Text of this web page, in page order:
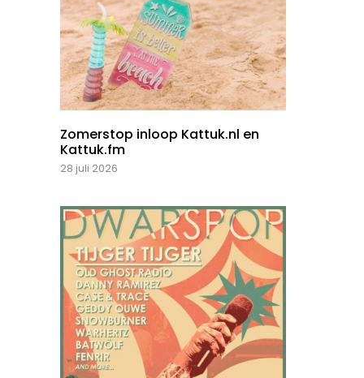
Zomerstop inloop Kattuk.nl en
Kattuk.fm
28 juli 2026